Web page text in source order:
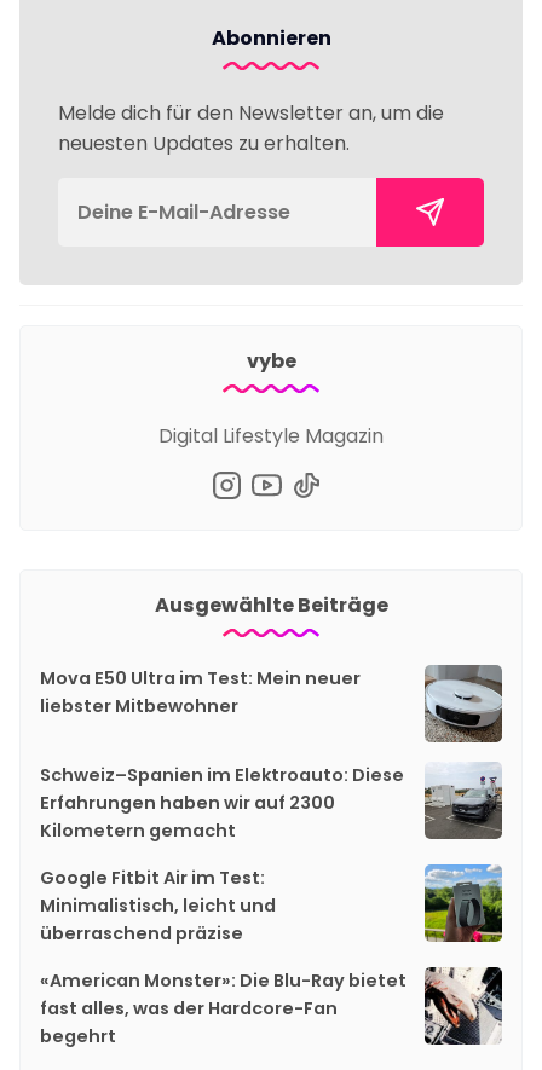
Abonnieren
Melde dich für den Newsletter an, um die
neuesten Updates zu erhalten.
vybe
Digital Lifestyle Magazin
Ausgewählte Beiträge
Mova E50 Ultra im Test: Mein neuer
liebster Mitbewohner
Schweiz–Spanien im Elektroauto: Diese
Erfahrungen haben wir auf 2300
Kilometern gemacht
Google Fitbit Air im Test:
Minimalistisch, leicht und
überraschend präzise
«American Monster»: Die Blu-Ray bietet
fast alles, was der Hardcore-Fan
begehrt